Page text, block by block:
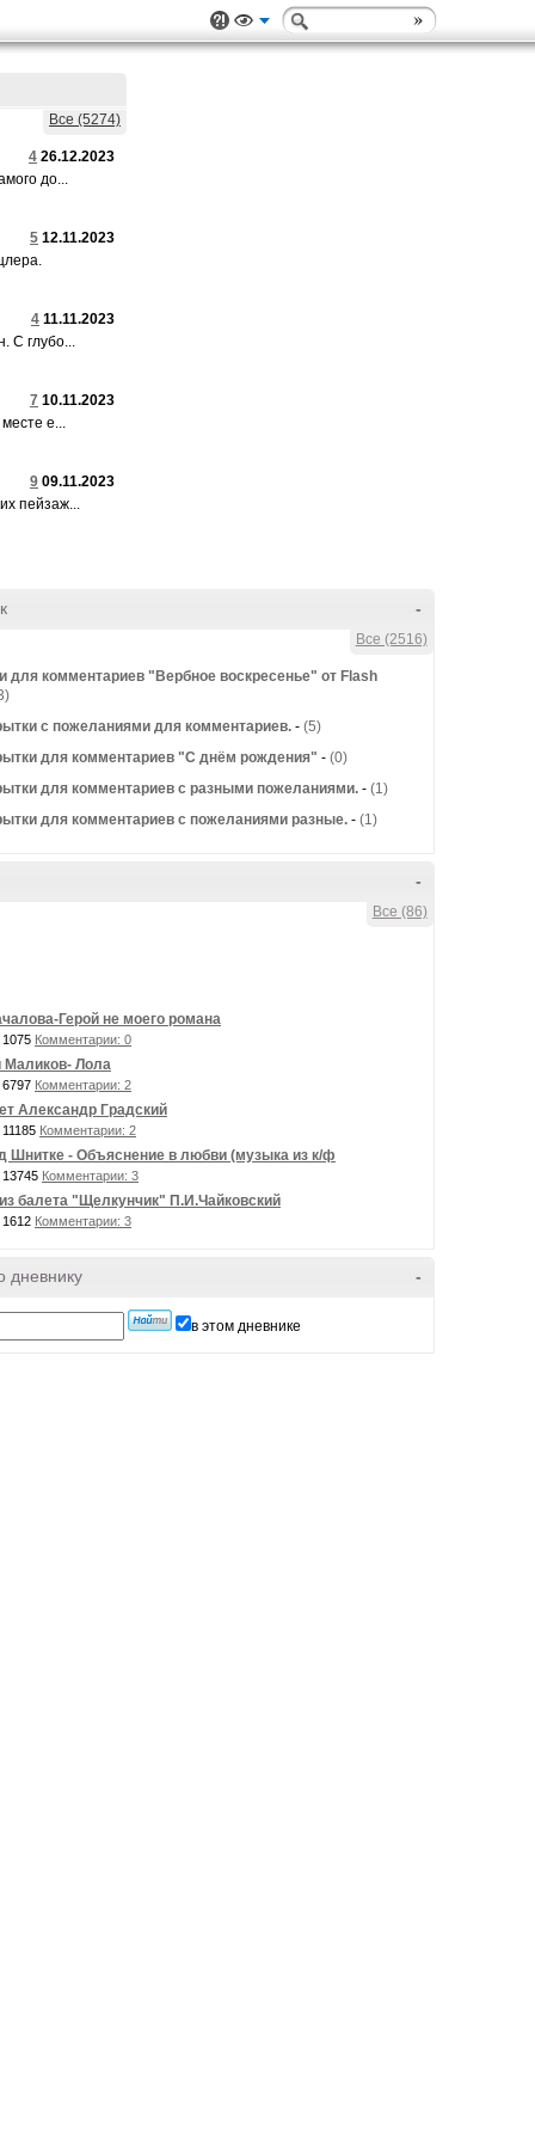
Все (5274)
4 26.12.2023
до...
5 12.11.2023
4 11.11.2023
С глубо...
7 10.11.2023
е...
9 09.11.2023
пейзаж...
-
Все (2516)
для комментариев "Вербное воскресенье" от Flash
с пожеланиями для комментариев. - (5)
для комментариев "С днём рождения" - (0)
для комментариев с разными пожеланиями. - (1)
для комментариев с пожеланиями разные. - (1)
-
Все (86)
Герой не моего романа
Комментарии: 0
Маликов- Лола
Комментарии: 2
Александр Градский
Комментарии: 2
Шнитке - Объяснение в любви (музыка из к/ф
Комментарии: 3
балета "Щелкунчик" П.И.Чайковский
Комментарии: 3
-
дневнику
в этом дневнике